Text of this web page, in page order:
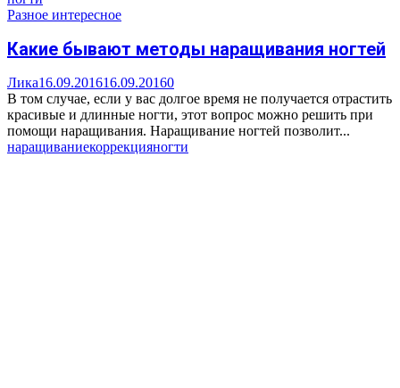
Разное интересное
Какие бывают методы наращивания ногтей
Лика16.09.201616.09.20160
В том случае, если у вас долгое время не получается отрастить
красивые и длинные ногти, этот вопрос можно решить при
помощи наращивания. Наращивание ногтей позволит...
наращиваниекоррекцияногти